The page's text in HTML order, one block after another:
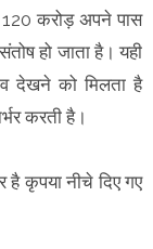
करोड़ अपने पास
हो जाता है। यही
देखने को मिलता है
करती है।
कृपया नीचे दिए गए